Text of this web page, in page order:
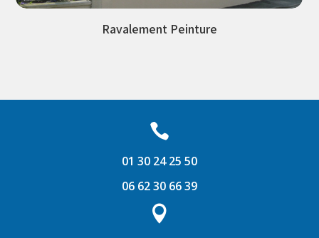
Ravalement à la Chaux

01 30 24 25 50
06 62 30 66 39
